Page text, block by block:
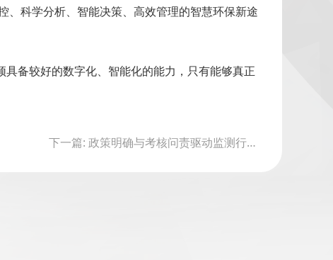
、科学分析、智能决策、高效管理的智慧环保新途
备较好的数字化、智能化的能力，只有能够真正
下一篇: 政策明确与考核问责驱动监测行业发展